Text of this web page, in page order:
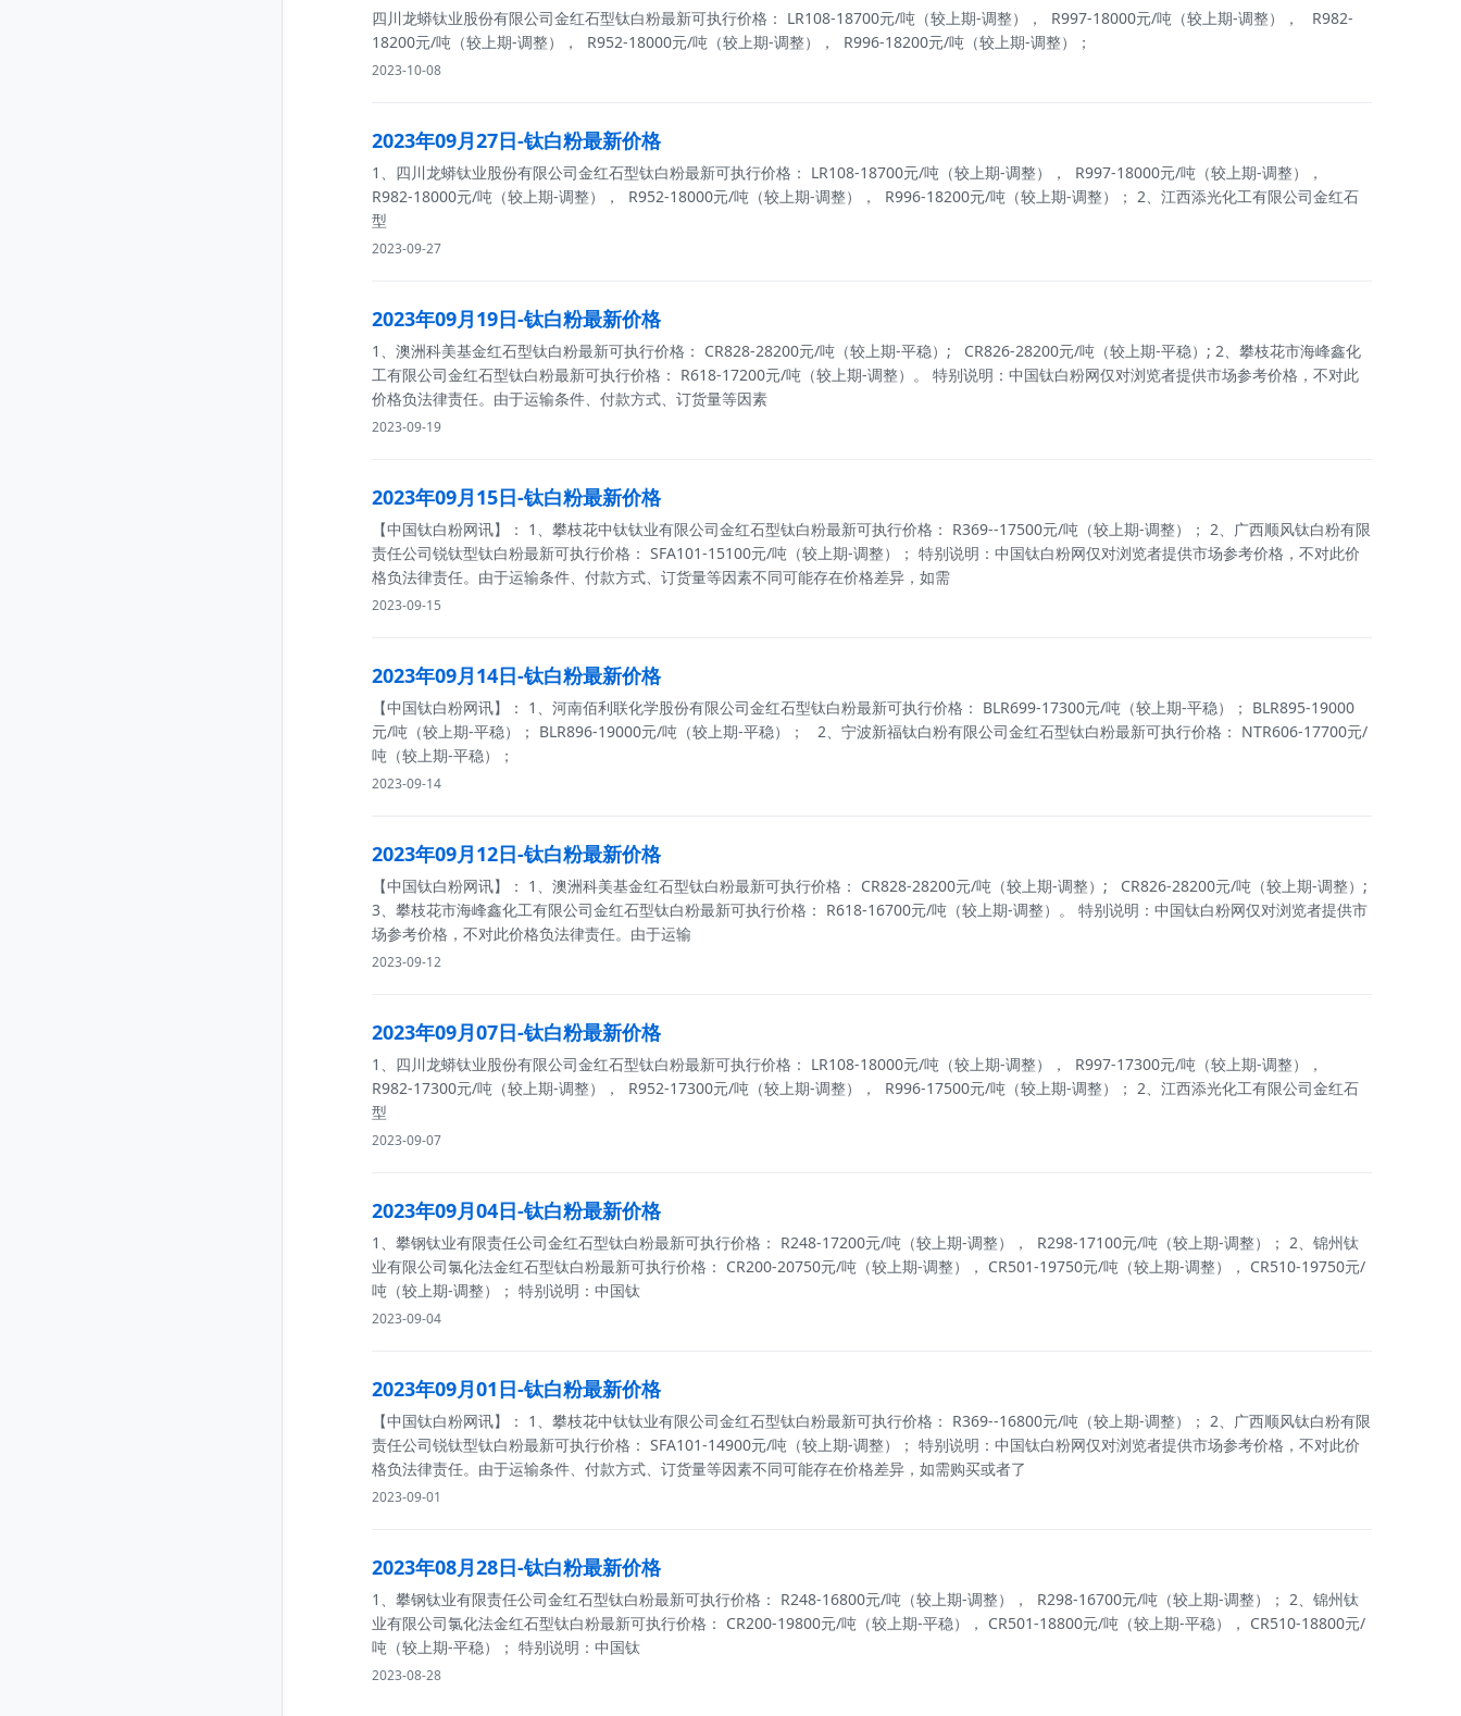
四川龙蟒钛业股份有限公司金红石型钛白粉最新可执行价格： LR108-18700元/吨（较上期-调整）， R997-18000元/吨（较上期-调整）， R982-
18200元/吨（较上期-调整）， R952-18000元/吨（较上期-调整）， R996-18200元/吨（较上期-调整）；
2023-10-08
2023年09月27日-钛白粉最新价格
1、四川龙蟒钛业股份有限公司金红石型钛白粉最新可执行价格： LR108-18700元/吨（较上期-调整）， R997-18000元/吨（较上期-调整），
R982-18000元/吨（较上期-调整）， R952-18000元/吨（较上期-调整）， R996-18200元/吨（较上期-调整）； 2、江西添光化工有限公司金红石
型
2023-09-27
2023年09月19日-钛白粉最新价格
1、澳洲科美基金红石型钛白粉最新可执行价格： CR828-28200元/吨（较上期-平稳）; CR826-28200元/吨（较上期-平稳）; 2、攀枝花市海峰鑫化
工有限公司金红石型钛白粉最新可执行价格： R618-17200元/吨（较上期-调整）。 特别说明：中国钛白粉网仅对浏览者提供市场参考价格，不对此
价格负法律责任。由于运输条件、付款方式、订货量等因素
2023-09-19
2023年09月15日-钛白粉最新价格
【中国钛白粉网讯】： 1、攀枝花中钛钛业有限公司金红石型钛白粉最新可执行价格： R369--17500元/吨（较上期-调整）； 2、广西顺风钛白粉有限
责任公司锐钛型钛白粉最新可执行价格： SFA101-15100元/吨（较上期-调整）； 特别说明：中国钛白粉网仅对浏览者提供市场参考价格，不对此价
格负法律责任。由于运输条件、付款方式、订货量等因素不同可能存在价格差异，如需
2023-09-15
2023年09月14日-钛白粉最新价格
【中国钛白粉网讯】： 1、河南佰利联化学股份有限公司金红石型钛白粉最新可执行价格： BLR699-17300元/吨（较上期-平稳）； BLR895-19000
元/吨（较上期-平稳）； BLR896-19000元/吨（较上期-平稳）； 2、宁波新福钛白粉有限公司金红石型钛白粉最新可执行价格： NTR606-17700元/
吨（较上期-平稳）；
2023-09-14
2023年09月12日-钛白粉最新价格
【中国钛白粉网讯】： 1、澳洲科美基金红石型钛白粉最新可执行价格： CR828-28200元/吨（较上期-调整）; CR826-28200元/吨（较上期-调整）;
3、攀枝花市海峰鑫化工有限公司金红石型钛白粉最新可执行价格： R618-16700元/吨（较上期-调整）。 特别说明：中国钛白粉网仅对浏览者提供市
场参考价格，不对此价格负法律责任。由于运输
2023-09-12
2023年09月07日-钛白粉最新价格
1、四川龙蟒钛业股份有限公司金红石型钛白粉最新可执行价格： LR108-18000元/吨（较上期-调整）， R997-17300元/吨（较上期-调整），
R982-17300元/吨（较上期-调整）， R952-17300元/吨（较上期-调整）， R996-17500元/吨（较上期-调整）； 2、江西添光化工有限公司金红石
型
2023-09-07
2023年09月04日-钛白粉最新价格
1、攀钢钛业有限责任公司金红石型钛白粉最新可执行价格： R248-17200元/吨（较上期-调整）， R298-17100元/吨（较上期-调整）； 2、锦州钛
业有限公司氯化法金红石型钛白粉最新可执行价格： CR200-20750元/吨（较上期-调整）， CR501-19750元/吨（较上期-调整）， CR510-19750元/
吨（较上期-调整）； 特别说明：中国钛
2023-09-04
2023年09月01日-钛白粉最新价格
【中国钛白粉网讯】： 1、攀枝花中钛钛业有限公司金红石型钛白粉最新可执行价格： R369--16800元/吨（较上期-调整）； 2、广西顺风钛白粉有限
责任公司锐钛型钛白粉最新可执行价格： SFA101-14900元/吨（较上期-调整）； 特别说明：中国钛白粉网仅对浏览者提供市场参考价格，不对此价
格负法律责任。由于运输条件、付款方式、订货量等因素不同可能存在价格差异，如需购买或者了
2023-09-01
2023年08月28日-钛白粉最新价格
1、攀钢钛业有限责任公司金红石型钛白粉最新可执行价格： R248-16800元/吨（较上期-调整）， R298-16700元/吨（较上期-调整）； 2、锦州钛
业有限公司氯化法金红石型钛白粉最新可执行价格： CR200-19800元/吨（较上期-平稳）， CR501-18800元/吨（较上期-平稳）， CR510-18800元/
吨（较上期-平稳）； 特别说明：中国钛
2023-08-28